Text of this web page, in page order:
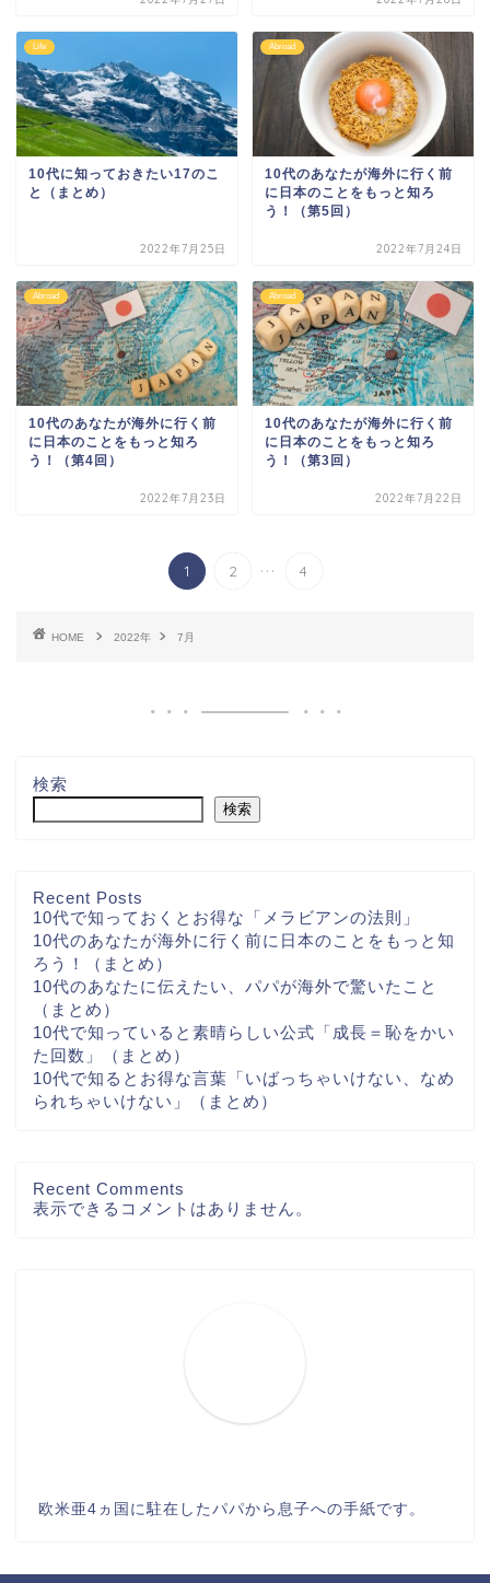
Life
10代に知っておきたい17のこ
と（まとめ）
2022年7月25日
Abroad
10代のあなたが海外に行く前
に日本のことをもっと知ろ
う！（第5回）
2022年7月24日
Abroad
10代のあなたが海外に行く前
に日本のことをもっと知ろ
う！（第4回）
2022年7月23日
Abroad
10代のあなたが海外に行く前
に日本のことをもっと知ろ
う！（第3回）
2022年7月22日
1 2 ... 4
HOME 2022年 7月
検索
検索
Recent Posts
10代で知っておくとお得な「メラビアンの法則」
10代のあなたが海外に行く前に日本のことをもっと知
ろう！（まとめ）
10代のあなたに伝えたい、パパが海外で驚いたこと
（まとめ）
10代で知っていると素晴らしい公式「成長＝恥をかい
た回数」（まとめ）
10代で知るとお得な言葉「いばっちゃいけない、なめ
られちゃいけない」（まとめ）
Recent Comments
表示できるコメントはありません。
欧米亜4ヵ国に駐在したパパから息子への手紙です。